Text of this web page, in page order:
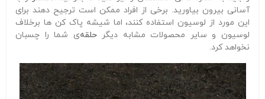
آسانی بیرون بیاورید. برخی از افراد ممکن است ترجیح دهند برای
این مورد از لوسیون استفاده کنند، اما شیشه پاک کن ها برخلاف
لوسیون و سایر محصولات مشابه دیگرحلقه‌ی شما را چسبان
نخواهد کرد.